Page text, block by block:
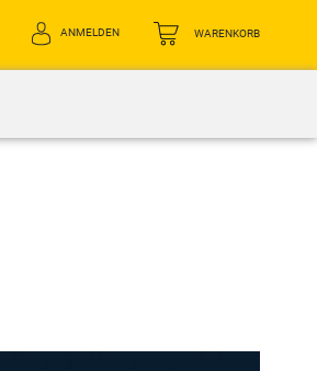
WARENKORB
ANMELDEN